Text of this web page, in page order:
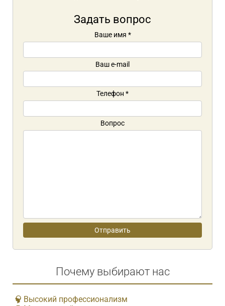
Задать вопрос
Ваше имя *
Ваш e-mail
Телефон *
Вопрос
Почему выбирают нас
Высокий профессионализм